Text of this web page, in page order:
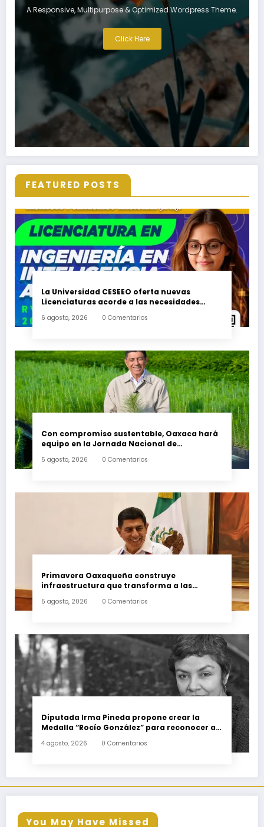
A Responsive, Multipurpose & Optimized Wordpress Theme.
Click Here
FEATURED POSTS
La Universidad CESEEO oferta nuevas
Licenciaturas acorde a las necesidades
nivel medio superior
6 agosto, 2026 0 Comentarios
Con compromiso sustentable, Oaxaca hará
equipo en la Jornada Nacional de
5 agosto, 2026 0 Comentarios
Primavera Oaxaqueña construye
infraestructura que transforma a las
5 agosto, 2026 0 Comentarios
Diputada Irma Pineda propone crear la
Medalla “Rocío González” para reconocer a
4 agosto, 2026 0 Comentarios
You May Have Missed